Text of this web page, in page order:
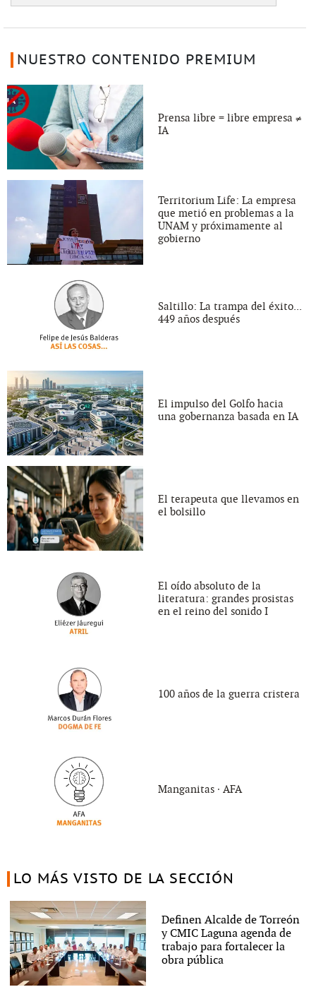
NUESTRO CONTENIDO PREMIUM
Prensa libre = libre empresa ≠
IA
Territorium Life: La empresa
que metió en problemas a la
UNAM y próximamente al
gobierno
Saltillo: La trampa del éxito...
449 años después
El impulso del Golfo hacia
una gobernanza basada en IA
El terapeuta que llevamos en
el bolsillo
El oído absoluto de la
literatura: grandes prosistas
en el reino del sonido I
100 años de la guerra cristera
Manganitas ∙ AFA
LO MÁS VISTO DE LA SECCIÓN
Definen Alcalde de Torreón
y CMIC Laguna agenda de
trabajo para fortalecer la
obra pública